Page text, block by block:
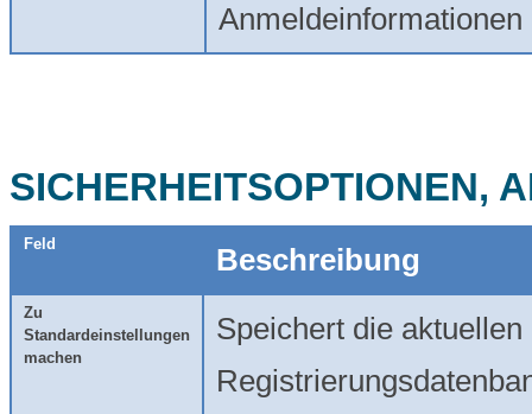
SICHERHEITSOPTIONEN,
Feld Beschreibung
Zu
Standardeinstellungen
machen
Speichert die